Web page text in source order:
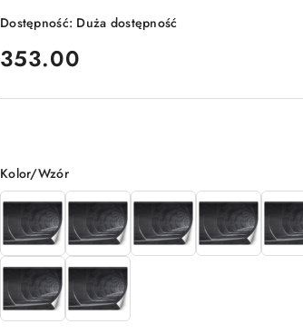
Dostępność: Duża dostępność
cena:
353.00
Wariant
Kolor/Wzór